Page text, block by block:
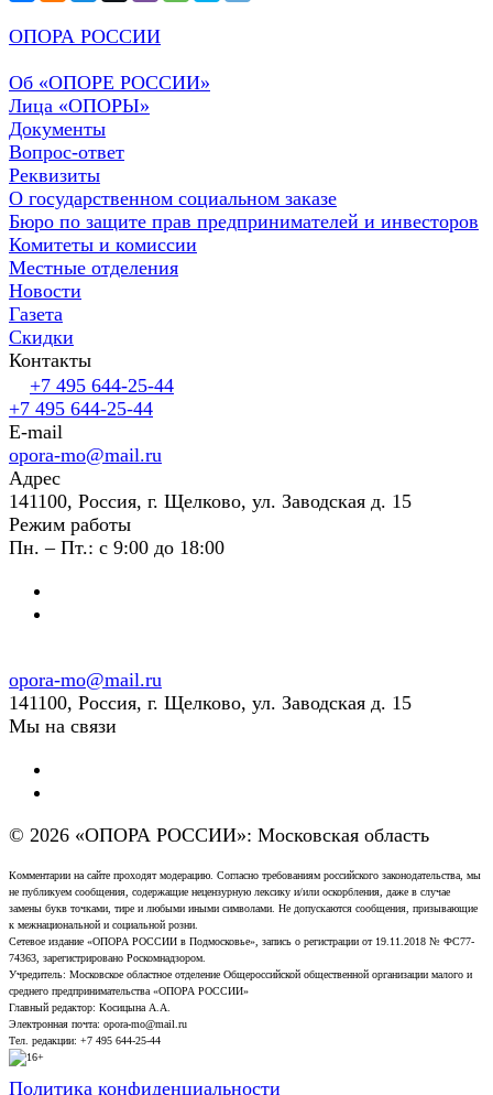
ОПОРА РОССИИ
Об «ОПОРЕ РОССИИ»
Лица «ОПОРЫ»
Документы
Вопрос-ответ
Реквизиты
О государственном социальном заказе
Бюро по защите прав предпринимателей и инвесторов
Комитеты и комиссии
Местные отделения
Новости
Газета
Скидки
Контакты
+7 495 644-25-44
+7 495 644-25-44
E-mail
opora-mo@mail.ru
Адрес
141100, Россия, г. Щелково, ул. Заводская д. 15
Режим работы
Пн. – Пт.: с 9:00 до 18:00
opora-mo@mail.ru
141100, Россия, г. Щелково, ул. Заводская д. 15
Мы на связи
© 2026 «ОПОРА РОССИИ»: Московская область
Комментарии на сайте проходят модерацию. Согласно требованиям российского законодательства, мы
не публикуем сообщения, содержащие нецензурную лексику и/или оскорбления, даже в случае
замены букв точками, тире и любыми иными символами. Не допускаются сообщения, призывающие
к межнациональной и социальной розни.
Сетевое издание «ОПОРА РОССИИ в Подмосковье», запись о регистрации от 19.11.2018 № ФС77-
74363, зарегистрировано Роскомнадзором.
Учредитель: Московское областное отделение Общероссийской общественной организации малого и
среднего предпринимательства «ОПОРА РОССИИ»
Главный редактор: Косицына А.А.
Электронная почта: opora-mo@mail.ru
Тел. редакции: +7 495 644-25-44
Политика конфиденциальности